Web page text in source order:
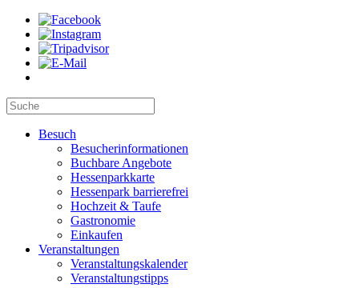
Besuch
Besucherinformationen
Buchbare Angebote
Hessenparkkarte
Hessenpark barrierefrei
Hochzeit & Taufe
Gastronomie
Einkaufen
Veranstaltungen
Veranstaltungskalender
Veranstaltungstipps